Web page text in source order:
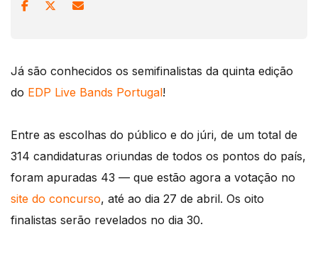
Já são conhecidos os semifinalistas da quinta edição
do EDP Live Bands Portugal!
Entre as escolhas do público e do júri, de um total de
314 candidaturas oriundas de todos os pontos do país,
foram apuradas 43 — que estão agora a votação no
site do concurso, até ao dia 27 de abril. Os oito
finalistas serão revelados no dia 30.